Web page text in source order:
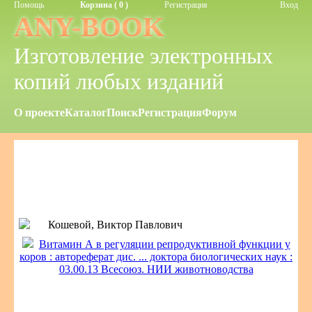
Помощь Корзина ( 0 ) Регистрация Вход
ANY-BOOK
Изготовление электронных
копий любых изданий
О проектеКаталогПоискРегистрацияФорум
Кошевой, Виктор Павлович
Витамин А в регуляции репродуктивной функции у
коров : автореферат дис. ... доктора биологических наук :
03.00.13 Всесоюз. НИИ животноводства